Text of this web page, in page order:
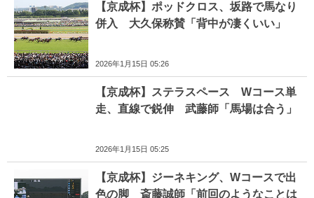
【京成杯】ポッドクロス、坂路で馬なり
併入 大久保称賛「背中が凄くいい」
2026年1月15日 05:26
【京成杯】ステラスペース Wコース単
走、直線で鋭伸 武藤師「馬場は合う」
2026年1月15日 05:25
【京成杯】ジーネキング、Wコースで出
色の脚 斎藤誠師「前回のようなことは